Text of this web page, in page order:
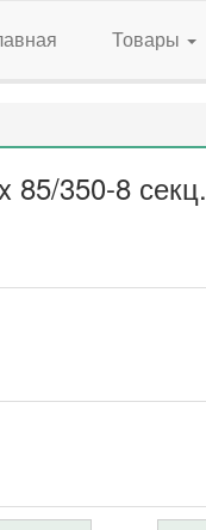
Товары
85/350-8 секц.